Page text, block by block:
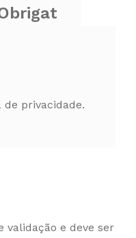
privacidade.
validação e deve ser